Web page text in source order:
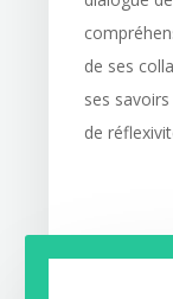
de ses
ses
de